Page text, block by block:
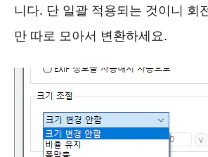
니다. 단 일괄 적용되는 것이니 회
만 따로 모아서 변환하세요.